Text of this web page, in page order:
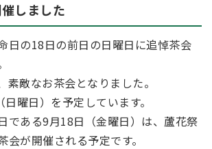
しました
日の18日の前日の日曜日に追悼茶会
素敵なお茶会となりました。
曜日）を予定しています。
である9月18日（金曜日）は、蘆花祭
会が開催される予定です。